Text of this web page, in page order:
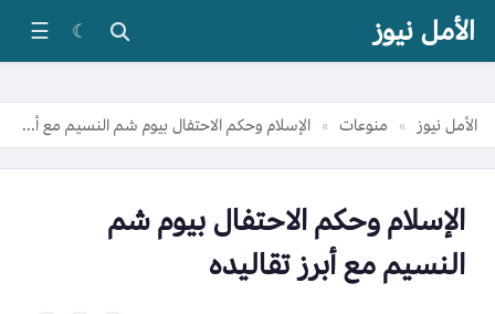
الأمل نيوز ☾
☰
الأمل نيوز » منوعات » الإسلام وحكم الاحتفال بيوم شم النسيم مع أبرز تقاليده
الإسلام وحكم الاحتفال بيوم شم
النسيم مع أبرز تقاليده